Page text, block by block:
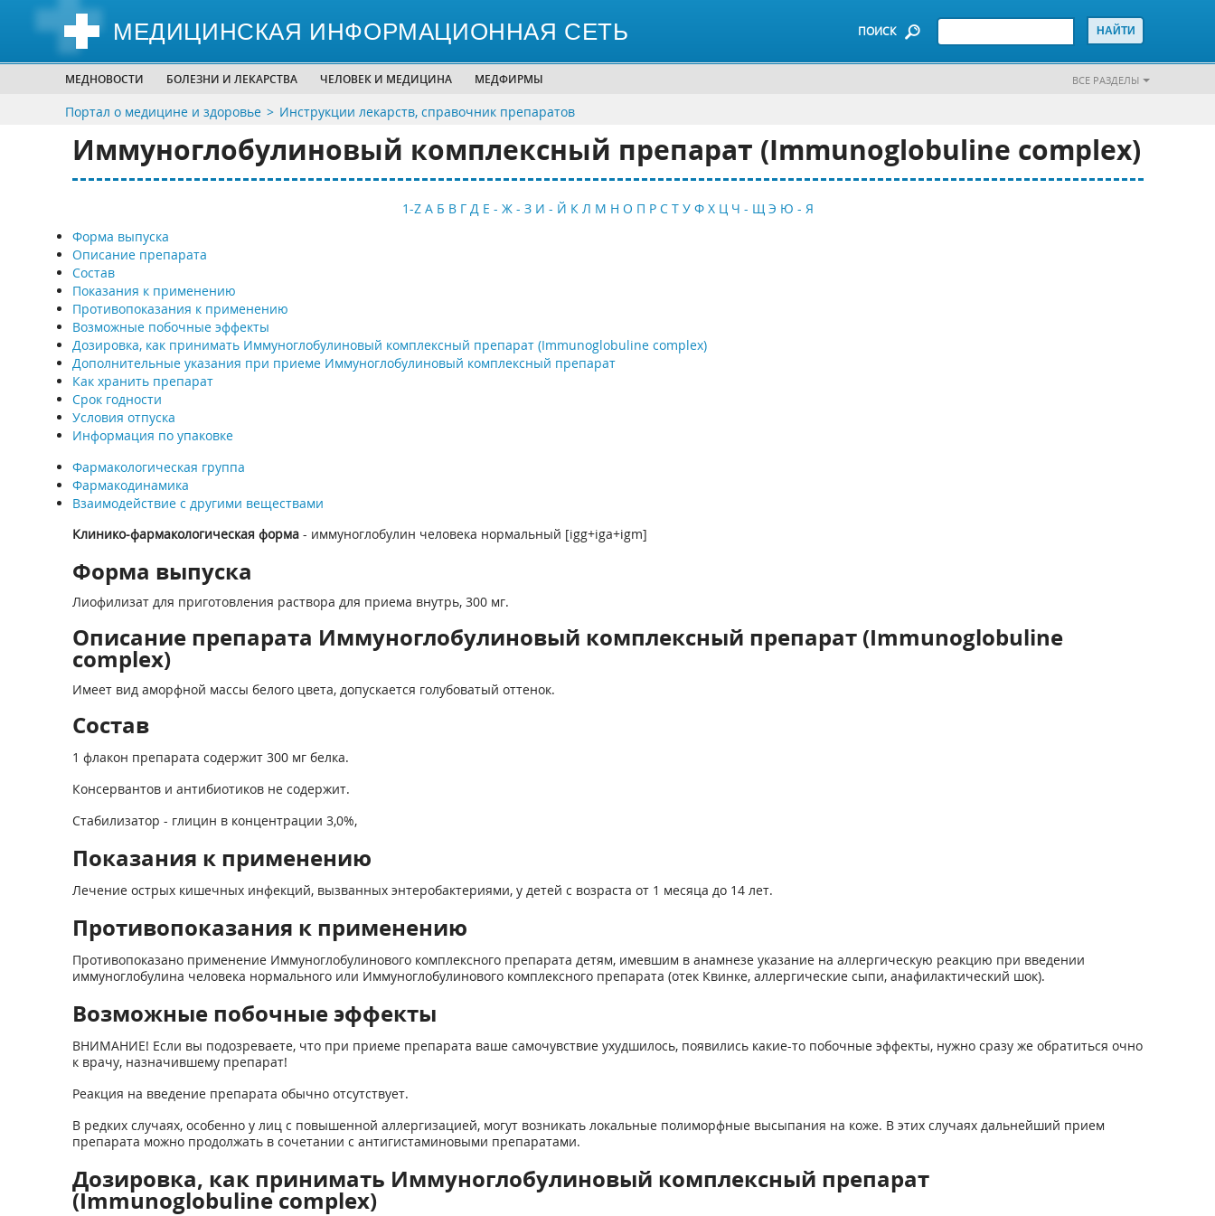
МЕДИЦИНСКАЯ ИНФОРМАЦИОННАЯ СЕТЬ ПОИСК
МЕДНОВОСТИ БОЛЕЗНИ И ЛЕКАРСТВА ЧЕЛОВЕК И МЕДИЦИНА МЕДФИРМЫ ВСЕ РАЗДЕЛЫ
Портал о медицине и здоровье Инструкции лекарств, справочник препаратов
Иммуноглобулиновый комплексный препарат (Immunoglobuline complex)
1-Z А Б В Г Д Е - Ж - З И - Й К Л М Н О П Р С Т У Ф Х Ц Ч - Щ Э Ю - Я
Форма выпуска
Описание препарата
Состав
Показания к применению
Противопоказания к применению
Возможные побочные эффекты
Дозировка, как принимать Иммуноглобулиновый комплексный препарат (Immunoglobuline complex)
Дополнительные указания при приеме Иммуноглобулиновый комплексный препарат
Как хранить препарат
Срок годности
Условия отпуска
Информация по упаковке
Фармакологическая группа
Фармакодинамика
Взаимодействие с другими веществами
Клинико-фармакологическая форма- иммуноглобулин человека нормальный [igg+iga+igm]
Форма выпуска
Лиофилизат для приготовления раствора для приема внутрь, 300 мг.
Описание препарата Иммуноглобулиновый комплексный препарат (Immunoglobuline
complex)
Имеет вид аморфной массы белого цвета, допускается голубоватый оттенок.
Состав
1 флакон препарата содержит 300 мг белка.
Консервантов и антибиотиков не содержит.
Стабилизатор - глицин в концентрации 3,0%,
Показания к применению
Лечение острых кишечных инфекций, вызванных энтеробактериями, у детей с возраста от 1 месяца до 14 лет.
Противопоказания к применению
Противопоказано применение Иммуноглобулинового комплексного препарата детям, имевшим в анамнезе указание на аллергическую реакцию при введении
иммуноглобулина человека нормального или Иммуноглобулинового комплексного препарата (отек Квинке, аллергические сыпи, анафилактический шок).
Возможные побочные эффекты
ВНИМАНИЕ! Если вы подозреваете, что при приеме препарата ваше самочувствие ухудшилось, появились какие-то побочные эффекты, нужно сразу же обратиться очно
к врачу, назначившему препарат!
Реакция на введение препарата обычно отсутствует.
В редких случаях, особенно у лиц с повышенной аллергизацией, могут возникать локальные полиморфные высыпания на коже. В этих случаях дальнейший прием
препарата можно продолжать в сочетании с антигистаминовыми препаратами.
Дозировка, как принимать Иммуноглобулиновый комплексный препарат
(Immunoglobuline complex)